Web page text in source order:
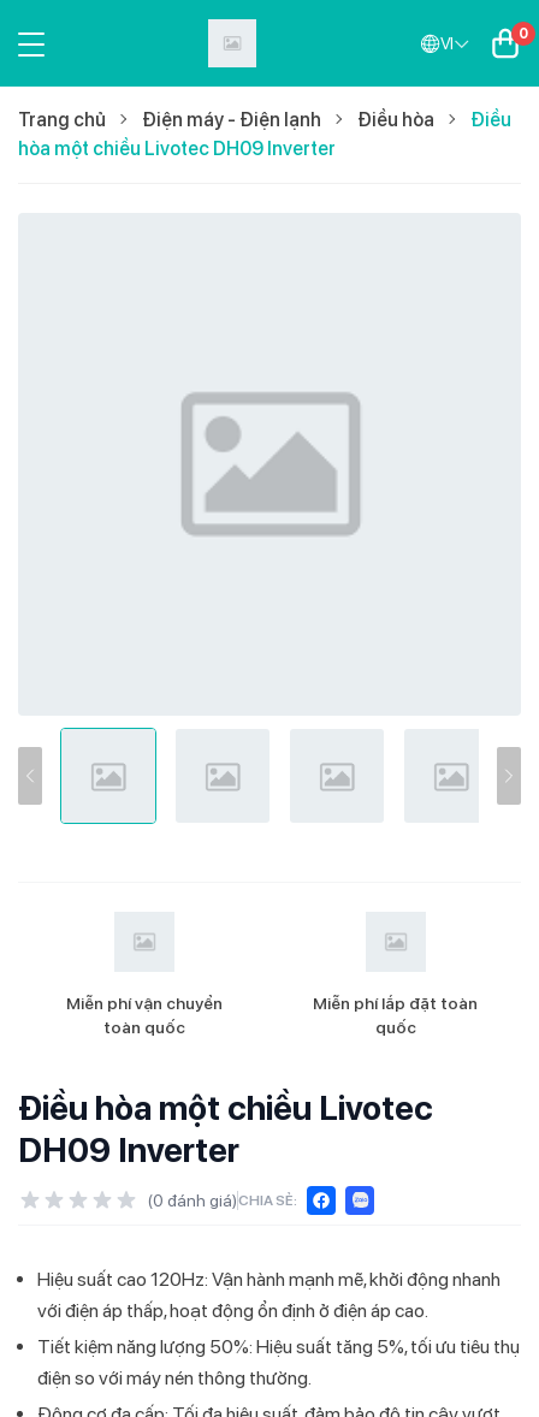
VI 0
Trang chủ Điện máy - Điện lạnh Điều hòa
Điều
hòa một chiều Livotec DH09 Inverter
Miễn phí vận chuyển
toàn quốc
Miễn phí lắp đặt toàn
quốc
Điều hòa một chiều Livotec
DH09 Inverter
(0 đánh giá)CHIA SẺ:
Hiệu suất cao 120Hz: Vận hành mạnh mẽ, khởi động nhanh
với điện áp thấp, hoạt động ổn định ở điện áp cao.
Tiết kiệm năng lượng 50%: Hiệu suất tăng 5%, tối ưu tiêu thụ
điện so với máy nén thông thường.